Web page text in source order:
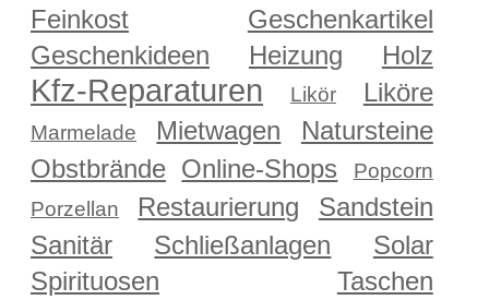
Feinkost
Geschenkartikel
Geschenkideen
Heizung Holz
Kfz-Reparaturen Likör Liköre
Marmelade Mietwagen
Natursteine
Obstbrände Online-Shops
Popcorn
Porzellan
Restaurierung
Sandstein
Sanitär
Schließanlagen
Solar
Spirituosen
Taschen